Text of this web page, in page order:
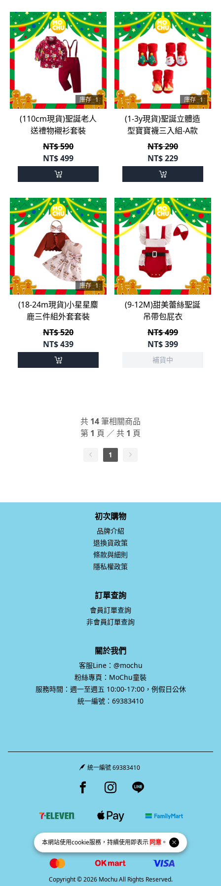
本網站使用cookie服務，持續使用即表示同意 。
庫存 1
(110cm現貨)聖誕老人
送禮物襯衫套裝
NT$ 590
NT$499
庫存 1
(1-3y現貨)聖誕立體造
型寶寶襪三入組-A款
NT$ 290
NT$229
庫存 1
(18-24m現貨)小星星麋
鹿三件組外套套裝
NT$ 520
NT$439
(9-12M)甜美蕾絲聖誕
吊帶包屁衣
NT$ 499
NT$399
補貨中
共 14筆相關商品
第 1 頁 ／ 共 1 頁
1
初次購物
品牌介紹
退換貨政策
條款與細則
隱私權政策
訂單查詢
會員訂單查詢
非會員訂單查詢
關於我們
客服Line：@mochu
粉絲專頁：MoChu童裝
服務時間：週一至週五 10:00-17:00，例假日公休
統一編號：69383410
統一編號 69383410
Facebook page
Instagram page
Line page
Copyright © 2026 Mochu All Rights Reserved.